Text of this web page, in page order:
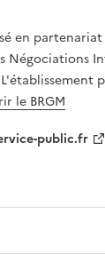
en
Négociations
le BRGM
public.fr